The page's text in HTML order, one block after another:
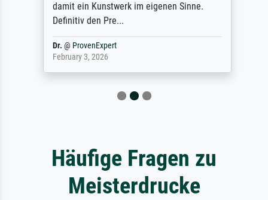
damit ein Kunstwerk im eigenen Sinne.
Definitiv den Pre...
Dr.@ProvenExpert
February 3, 2026
Häufige Fragen zu
Meisterdrucke